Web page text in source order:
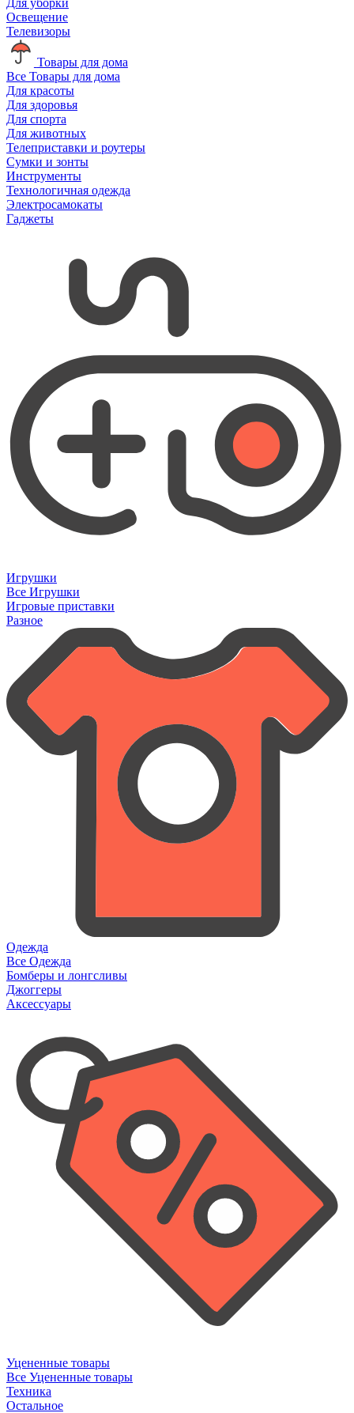
Освещение
Телевизоры
Товары для дома
Все Товары для дома
Для красоты
Для здоровья
Для спорта
Для животных
Телеприставки и роутеры
Сумки и зонты
Инструменты
Технологичная одежда
Электросамокаты
Гаджеты
Игрушки
Все Игрушки
Игровые приставки
Разное
Одежда
Все Одежда
Бомберы и лонгсливы
Джоггеры
Аксессуары
Уцененные товары
Все Уцененные товары
Техника
Остальное